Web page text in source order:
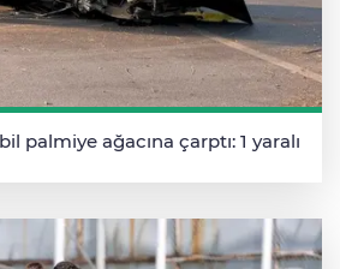
palmiye ağacına çarptı: 1 yaralı